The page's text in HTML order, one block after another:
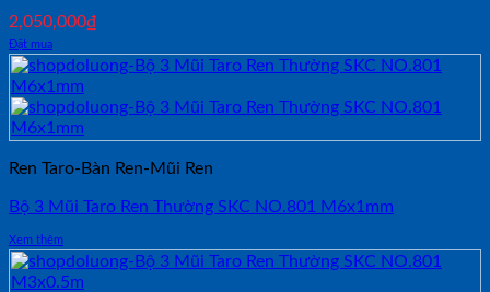
2,050,000₫
Đặt mua
Ren Taro-Bàn Ren-Mũi Ren
Bộ 3 Mũi Taro Ren Thường SKC NO.801 M6x1mm
Xem thêm